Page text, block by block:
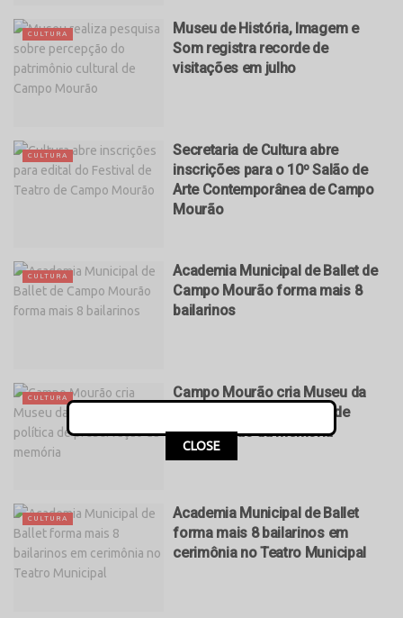
CULTURA
Museu de História, Imagem e
Som registra recorde de
visitações em julho
CULTURA
Secretaria de Cultura abre
inscrições para o 10º Salão de
Arte Contemporânea de Campo
Mourão
CULTURA
Academia Municipal de Ballet de
Campo Mourão forma mais 8
bailarinos
CULTURA
Campo Mourão cria Museu da
Aviação e amplia política de
preservação da memória
CULTURA
Academia Municipal de Ballet
forma mais 8 bailarinos em
cerimônia no Teatro Municipal
CLOSE